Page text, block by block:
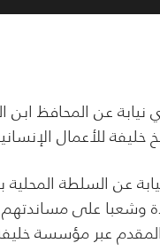
عن المحافظ ابن
للأعمال
عن السلطة المحلية
وشعبا على
عبر مؤسسة خليفة